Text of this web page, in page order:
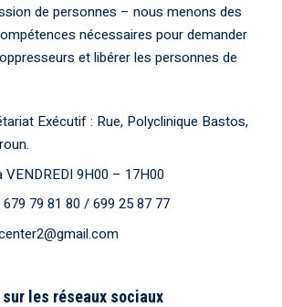
de personnes – nous menons des
nécessaires pour demander
et libérer les personnes de
Exécutif : Rue, Polyclinique Bastos,
VENDREDI 9H00 – 17H00
79 81 80 / 699 25 87 77
les réseaux sociaux